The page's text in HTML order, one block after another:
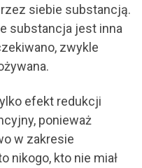
siebie substancją.
substancja jest inna
zwykle
efekt redukcji
ponieważ
w zakresie
nikogo, kto nie miał